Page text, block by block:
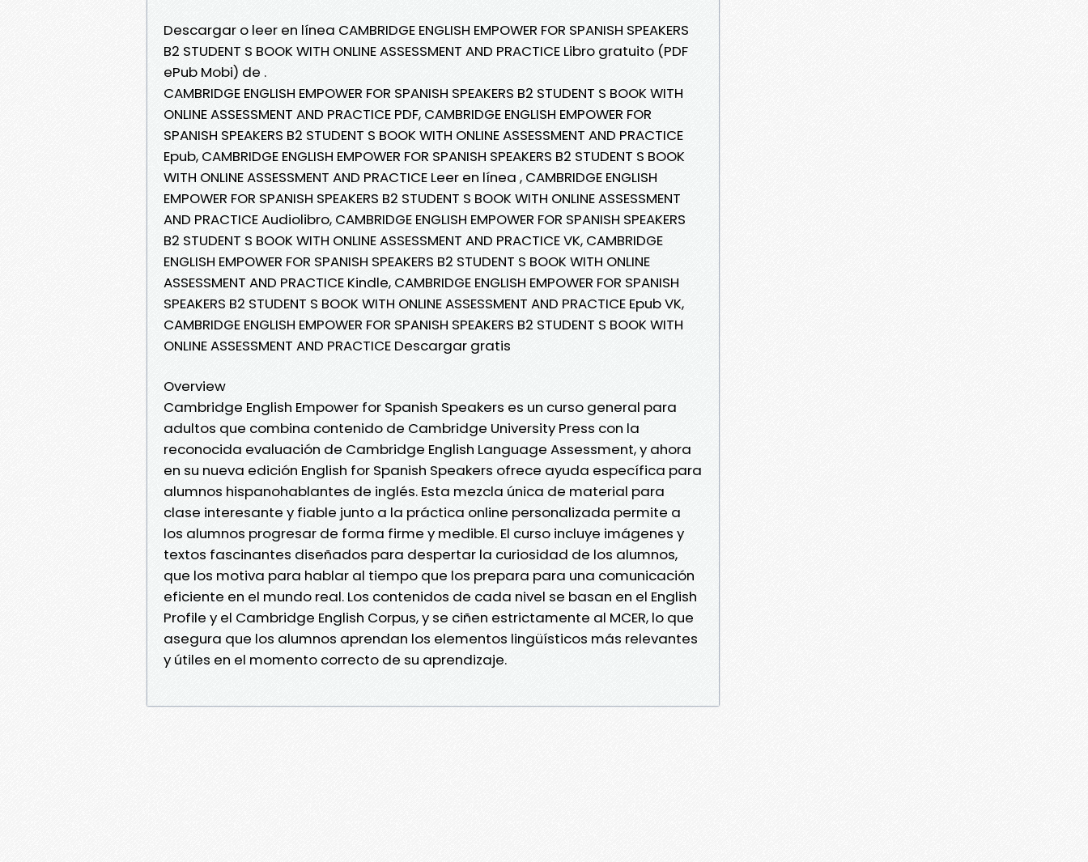
Descargar o leer en línea CAMBRIDGE ENGLISH EMPOWER FOR SPANISH SPEAKERS
B2 STUDENT S BOOK WITH ONLINE ASSESSMENT AND PRACTICE Libro gratuito (PDF
ePub Mobi) de .
CAMBRIDGE ENGLISH EMPOWER FOR SPANISH SPEAKERS B2 STUDENT S BOOK WITH
ONLINE ASSESSMENT AND PRACTICE PDF, CAMBRIDGE ENGLISH EMPOWER FOR
SPANISH SPEAKERS B2 STUDENT S BOOK WITH ONLINE ASSESSMENT AND PRACTICE
Epub, CAMBRIDGE ENGLISH EMPOWER FOR SPANISH SPEAKERS B2 STUDENT S BOOK
WITH ONLINE ASSESSMENT AND PRACTICE Leer en línea , CAMBRIDGE ENGLISH
EMPOWER FOR SPANISH SPEAKERS B2 STUDENT S BOOK WITH ONLINE ASSESSMENT
AND PRACTICE Audiolibro, CAMBRIDGE ENGLISH EMPOWER FOR SPANISH SPEAKERS
B2 STUDENT S BOOK WITH ONLINE ASSESSMENT AND PRACTICE VK, CAMBRIDGE
ENGLISH EMPOWER FOR SPANISH SPEAKERS B2 STUDENT S BOOK WITH ONLINE
ASSESSMENT AND PRACTICE Kindle, CAMBRIDGE ENGLISH EMPOWER FOR SPANISH
SPEAKERS B2 STUDENT S BOOK WITH ONLINE ASSESSMENT AND PRACTICE Epub VK,
CAMBRIDGE ENGLISH EMPOWER FOR SPANISH SPEAKERS B2 STUDENT S BOOK WITH
ONLINE ASSESSMENT AND PRACTICE Descargar gratis
Overview
Cambridge English Empower for Spanish Speakers es un curso general para
adultos que combina contenido de Cambridge University Press con la
reconocida evaluación de Cambridge English Language Assessment, y ahora
en su nueva edición English for Spanish Speakers ofrece ayuda específica para
alumnos hispanohablantes de inglés. Esta mezcla única de material para
clase interesante y fiable junto a la práctica online personalizada permite a
los alumnos progresar de forma firme y medible. El curso incluye imágenes y
textos fascinantes diseñados para despertar la curiosidad de los alumnos,
que los motiva para hablar al tiempo que los prepara para una comunicación
eficiente en el mundo real. Los contenidos de cada nivel se basan en el English
Profile y el Cambridge English Corpus, y se ciñen estrictamente al MCER, lo que
asegura que los alumnos aprendan los elementos lingüísticos más relevantes
y útiles en el momento correcto de su aprendizaje.